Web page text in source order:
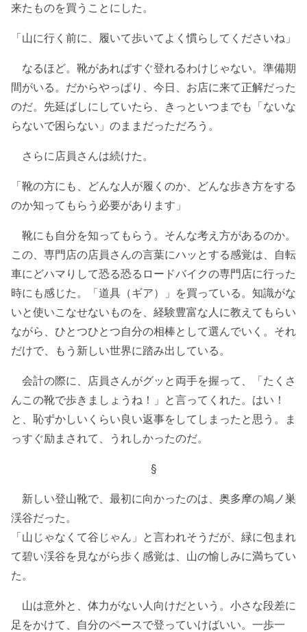
来たものを買うことにした。
「山に行く前に、履いて歩いてよく慣らしてくださいね」
なるほど。靴があればすぐ登れるわけじゃない。準備期
間がいる。だからやっぱり、今日、お店に来て正解だった
のだ。先延ばしにしていたら、きっといつまでも「ないな
らないで困らない」のままだっただろう。
さらに店員さんは続けた。
「靴の方にも、どんな人が履くのか、どんな歩き方をする
のか知ってもらう必要があります」
靴にも自分を知ってもらう。そんな考え方があるのか。
この、専門店の店員さんの言葉にハッとする感覚は、自転
車にどハマりして恐る恐るロードバイクの専門店に行った
時にも感じた。「道具（ギア）」を買っている。知識がな
いと使いこなせないものを、経験豊富な人に教えてもらい
ながら、ひとつひとつ自分の相棒として選んでいく。それ
だけで、もう新しい世界に踏み出している。
会計の際に、店員さんがグッと両手を握って、「たくさ
んこの靴で歩きましょうね！」と言ってくれた。はい！
と、恥ずかしいくらい良い返事をしてしまったと思う。ま
っすぐ励まされて、うれしかったのだ。
§
新しい登山靴で、最初に向かったのは、奥多摩の鳩ノ巣
渓谷だった。
「山じゃなくて谷じゃん」と言われそうだが、緑に包まれ
て碧い渓谷を見ながら歩く感覚は、山の愉しみに満ちてい
た。
山は意外と、体力がない人向けだという。小さな段差に
足をかけて、自分のペースで登っていけばいい。一歩一